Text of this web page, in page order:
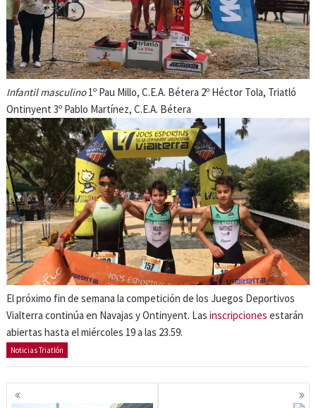
Infantil masculino1º Pau Millo, C.E.A. Bétera 2º Héctor Tola, Triatló
Ontinyent 3º Pablo Martínez, C.E.A. Bétera
El próximo fin de semana la competición de los Juegos Deportivos
Vialterra continúa en Navajas y Ontinyent. Lasinscripciones estarán
abiertas hasta el miércoles 19 a las 23.59.
Noticias Triatlón
Navegación